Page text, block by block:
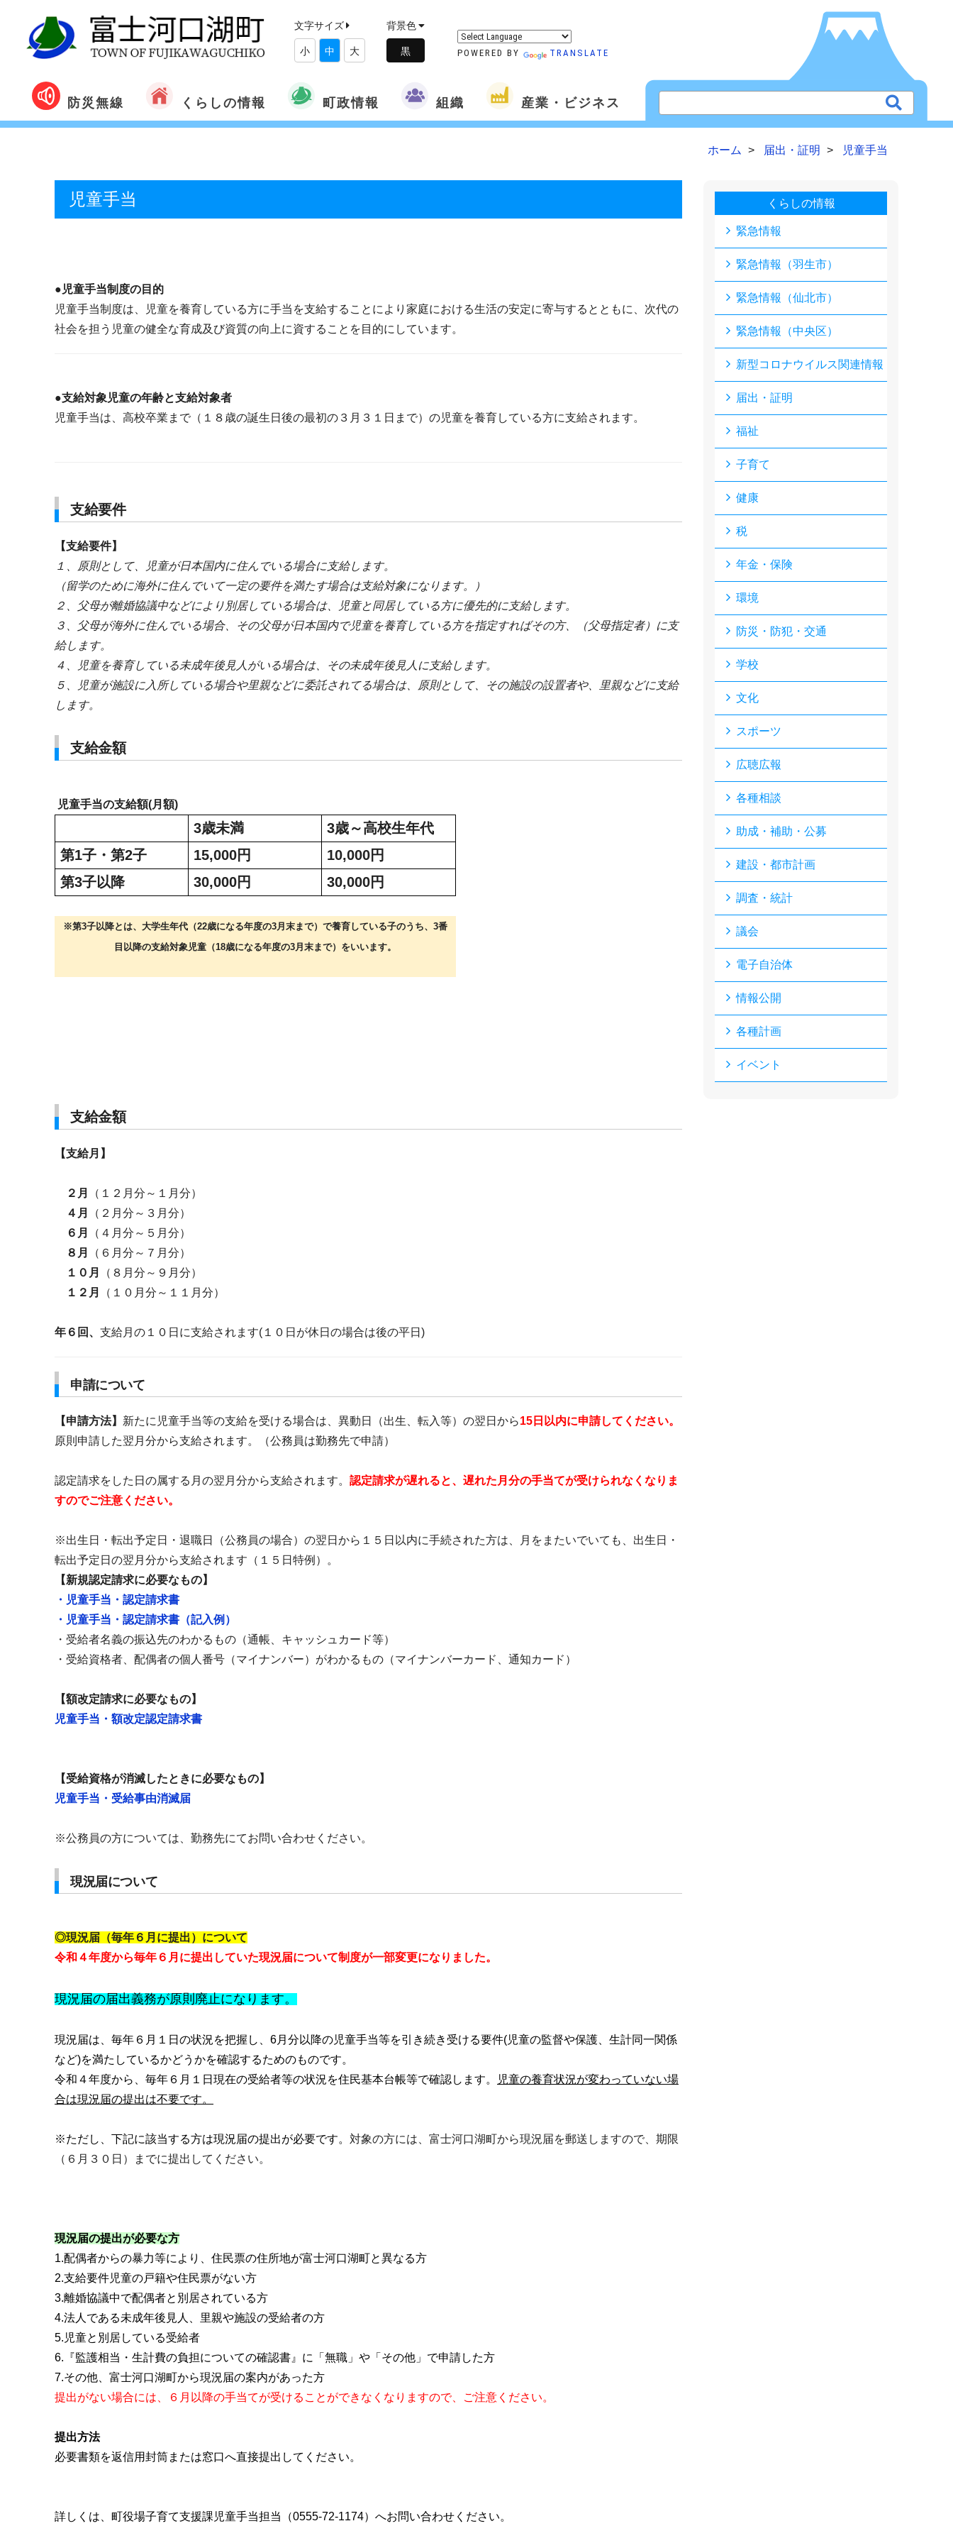
文字サイズ
小 中 大
背景色
POWERED BY TRANSLATE
防災無線 くらしの情報 町政情報 組織 産業・ビジネス
ホーム 届出・証明 児童手当
児童手当
●児童手当制度の目的
児童手当制度は、児童を養育している方に手当を支給することにより家庭における生活の安定に寄与するとともに、次代の
社会を担う児童の健全な育成及び資質の向上に資することを目的にしています。
●支給対象児童の年齢と支給対象者
児童手当は、高校卒業まで（１８歳の誕生日後の最初の３月３１日まで）の児童を養育している方に支給されます。
支給要件
【支給要件】
１、原則として、児童が日本国内に住んでいる場合に支給します。
（留学のために海外に住んでいて一定の要件を満たす場合は支給対象になります。）
２、父母が離婚協議中などにより別居している場合は、児童と同居している方に優先的に支給します。
３、父母が海外に住んでいる場合、その父母が日本国内で児童を養育している方を指定すればその方、（父母指定者）に支
給します。
４、児童を養育している未成年後見人がいる場合は、その未成年後見人に支給します。
５、児童が施設に入所している場合や里親などに委託されてる場合は、原則として、その施設の設置者や、里親などに支給
します。
支給金額
児童手当の支給額(月額)
3歳未満 3歳～高校生年代
第1子・第2子 15,000円 10,000円
第3子以降 30,000円 30,000円
※第3子以降とは、大学生年代（22歳になる年度の3月末まで）で養育している子のうち、 3番
目以降の支給対象児童（18歳になる年度の3月末まで）をいいます。
支給金額
【支給月】
２月
（１２月分～１月分）
４月
（２月分～３月分）
６月
（４月分～５月分）
８月
（６月分～７月分）
１０月
（８月分～９月分）
１２月
（１０月分～１１月分）
年６回、 支給月の１０日に支給されます(１０日が休日の場合は後の平日)
申請について
【申請方法】 新たに児童手当等の支給を受ける場合は、異動日（出生、転入等）の翌日から15日以内に申請してください。
原則申請した翌月分から支給されます。（公務員は勤務先で申請）
認定請求をした日の属する月の翌月分から支給されます。 認定請求が遅れると、遅れた月分の手当てが受けられなくなりま
すのでご注意ください。
※出生日・転出予定日・退職日（公務員の場合）の翌日から１５日以内に手続された方は、月をまたいでいても、出生日・
転出予定日の翌月分から支給されます（１５日特例）。
【新規認定請求に必要なもの】
・児童手当・認定請求書
・児童手当・認定請求書（記入例）
・受給者名義の振込先のわかるもの（通帳、キャッシュカード等）
・受給資格者、配偶者の個人番号（マイナンバー）がわかるもの（マイナンバーカード、通知カード）
【額改定請求に必要なもの】
児童手当・額改定認定請求書
【受給資格が消滅したときに必要なもの】
児童手当・受給事由消滅届
※公務員の方については、勤務先にてお問い合わせください。
現況届について
◎現況届（毎年６月に提出）について
令和４年度から毎年６月に提出していた現況届について制度が一部変更になりました。
現況届の届出義務が原則廃止になります。
現況届は、毎年６月１日の状況を把握し、6月分以降の児童手当等を引き続き受ける要件(児童の監督や保護、生計同一関係
など)を満たしているかどうかを確認するためのものです。
令和４年度から、毎年６月１日現在の受給者等の状況を住民基本台帳等で確認します。
児童の養育状況が変わっていない場
合は現況届の提出は不要です。
※ただし、下記に該当する方は現況届の提出が必要です。 対象の方には、富士河口湖町から現況届を郵送しますので、期限
（６月３０日）までに提出してください。
現況届の提出が必要な方
1.配偶者からの暴力等により、住民票の住所地が富士河口湖町と異なる方
2.支給要件児童の戸籍や住民票がない方
3.離婚協議中で配偶者と別居されている方
4.法人である未成年後見人、里親や施設の受給者の方
5.児童と別居している受給者
6.『監護相当・生計費の負担についての確認書』に「無職」や「その他」で申請した方
7.その他、富士河口湖町から現況届の案内があった方
提出がない場合には、６月以降の手当てが受けることができなくなりますので、ご注意ください。
提出方法
必要書類を返信用封筒または窓口へ直接提出してください。
詳しくは、町役場子育て支援課児童手当担当（0555-72-1174）へお問い合わせください。
くらしの情報
緊急情報
緊急情報（羽生市）
緊急情報（仙北市）
緊急情報（中央区）
新型コロナウイルス関連情報
届出・証明
福祉
子育て
健康
税
年金・保険
環境
防災・防犯・交通
学校
文化
スポーツ
広聴広報
各種相談
助成・補助・公募
建設・都市計画
調査・統計
議会
電子自治体
情報公開
各種計画
イベント